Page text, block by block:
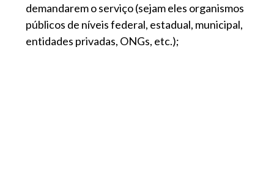
demandarem o serviço (sejam eles organismos
públicos de níveis federal, estadual, municipal,
entidades privadas, ONGs, etc.);